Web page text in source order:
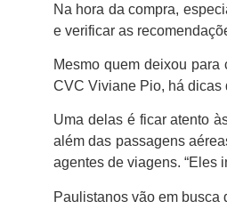
Na hora da compra,
e verificar as
Mesmo quem deixou
CVC Viviane Pio, há dicas
Uma delas é ficar atento
além das passagens
agentes de viagens. “Eles
Paulistanos vão em busca